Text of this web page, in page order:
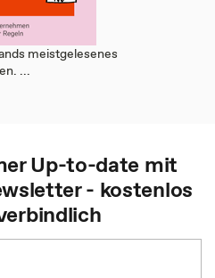
meistgelesenes
...
Up-to-date mit
- kostenlos